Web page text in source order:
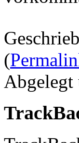
(
Abgelegt